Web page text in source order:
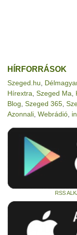
HÍRFORRÁSOK
Szeged.hu
Hírextra Szeged Ma
Blog Szeged 365
Azonnali Webrádió
RSS